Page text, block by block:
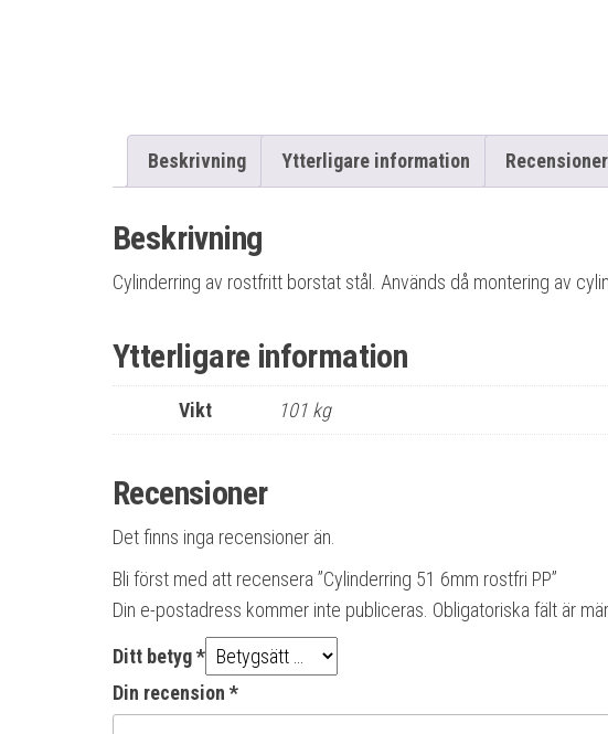
Beskrivning Ytterligare information
Beskrivning
Cylinderring av rostfritt borstat stål. Används då montering av
Ytterligare information
Vikt 101 kg
Recensioner
Det finns inga recensioner än.
Bli först med att recensera ”Cylinderring 51 6mm rostfri PP”
Din e-postadress kommer inte publiceras. Obligatoriska fält är
Ditt betyg*
Din recension *